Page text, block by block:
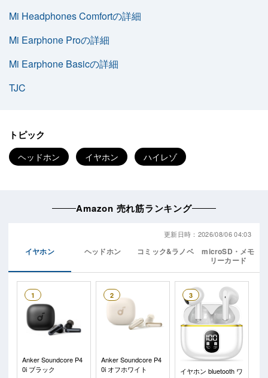
Mi Headphones Comfortの詳細
Mi Earphone Proの詳細
Mi Earphone Basicの詳細
TJC
トピック
ヘッドホン イヤホン ハイレゾ